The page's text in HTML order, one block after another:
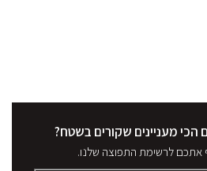
הכי מעניינים שקורים בשטח?
אתכם לרשימת התפוצה שלנו.